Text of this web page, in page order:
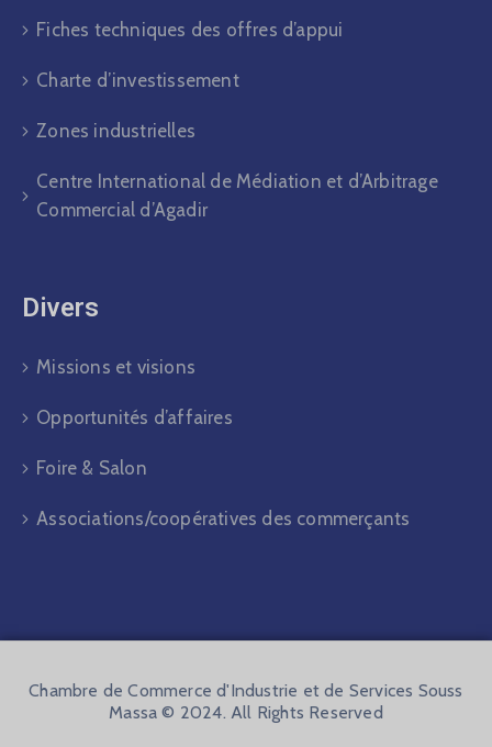
Fiches techniques des offres d’appui
Charte d’investissement
Zones industrielles
Centre International de Médiation et d’Arbitrage
Commercial d’Agadir
Divers​
Missions et visions
Opportunités d’affaires
Foire & Salon
Associations/coopératives des commerçants
Chambre de Commerce d'Industrie et de Services Souss
Massa © 2024. All Rights Reserved